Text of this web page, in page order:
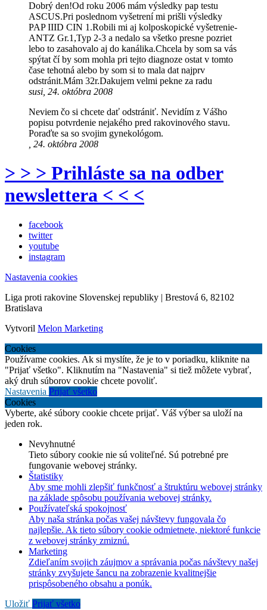
Dobrý den!Od roku 2006 mám výsledky pap testu
ASCUS.Pri poslednom vyšetrení mi prišli výsledky
PAP IIID CIN 1.Robili mi aj kolposkopické vyšetrenie-
ANTZ Gr.1,Typ 2-3 a nedalo sa všetko presne pozriet
lebo to zasahovalo aj do kanálika.Chcela by som sa vás
spýtat čí by som mohla pri tejto diagnoze ostat v tomto
čase tehotná alebo by som si to mala dat najprv
odstránit.Mám 32r.Dakujem velmi pekne za radu
susi, 24. októbra 2008
Neviem čo si chcete dať odstrániť. Nevidím z Vášho
popisu potvrdenie nejakého pred rakovinového stavu.
Poraďte sa so svojim gynekológom.
, 24. októbra 2008
> > > Prihláste sa na odber
newslettera < < <
facebook
twitter
youtube
instagram
Nastavenia cookies
Liga proti rakovine Slovenskej republiky | Brestová 6, 82102
Bratislava
Vytvoril Melon Marketing
Cookies
Používame cookies. Ak si myslíte, že je to v poriadku, kliknite na
"Prijať všetko". Kliknutím na "Nastavenia" si tiež môžete vybrať,
aký druh súborov cookie chcete povoliť.
Nastavenia Prijať všetko
Cookies
Vyberte, aké súbory cookie chcete prijať. Váš výber sa uloží na
jeden rok.
Nevyhnutné
Tieto súbory cookie nie sú voliteľné. Sú potrebné pre
fungovanie webovej stránky.
Štatistiky
Aby sme mohli zlepšiť funkčnosť a štruktúru webovej stránky
na základe spôsobu používania webovej stránky.
Používateľská spokojnosť
Aby naša stránka počas vašej návštevy fungovala čo
najlepšie. Ak tieto súbory cookie odmietnete, niektoré funkcie
z webovej stránky zmiznú.
Marketing
Zdieľaním svojich záujmov a správania počas návštevy našej
stránky zvyšujete šancu na zobrazenie kvalitnejšie
prispôsobeného obsahu a ponúk.
Uložiť Prijať všetko